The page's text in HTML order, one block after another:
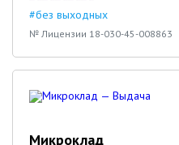
#без выходных
№ Лицензии 18-030-45-008863
Микроклад